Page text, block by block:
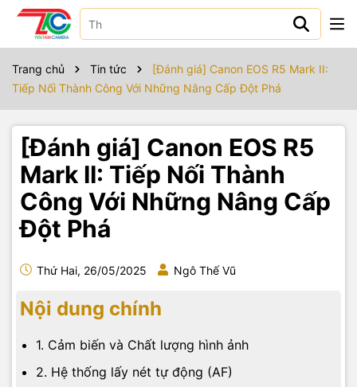
Trang chủ Tin tức
[Đánh giá] Canon EOS R5 Mark II:
Tiếp Nối Thành Công Với Những Nâng Cấp Đột Phá
[Đánh giá] Canon EOS R5
Mark II: Tiếp Nối Thành
Công Với Những Nâng Cấp
Đột Phá
Thứ Hai, 26/05/2025 Ngô Thế Vũ
Nội dung chính
1. Cảm biến và Chất lượng hình ảnh
2. Hệ thống lấy nét tự động (AF)